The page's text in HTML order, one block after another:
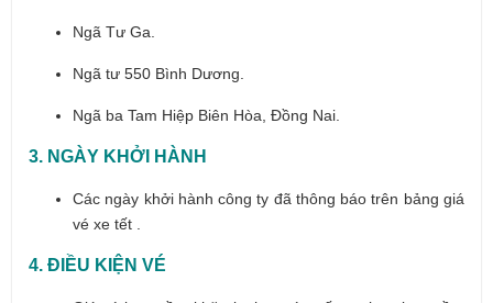
Ngã Tư Ga.
Ngã tư 550 Bình Dương.
Ngã ba Tam Hiệp Biên Hòa, Đồng Nai.
3. NGÀY KHỞI HÀNH
Các ngày khởi hành công ty đã thông báo trên bảng giá
vé xe tết .
4. ĐIỀU KIỆN VÉ